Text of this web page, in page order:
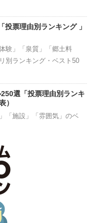
票理由別ランキング 」
験」「泉質」「郷土料
別ランキング・ベスト50
選「投票理由別ランキ
）
「施設」「雰囲気」のベ